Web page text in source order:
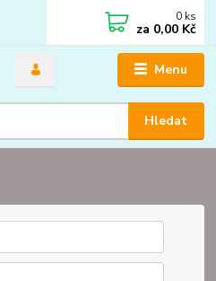
Menu
Hledat
0 ks
za 0,00 Kč